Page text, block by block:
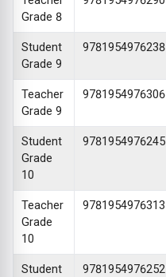
Grade 8
Student
Grade 9
9781954976238
Teacher
Grade 9
9781954976306
Student
Grade
10
9781954976245
Teacher
Grade
10
9781954976313
Student
9781954976252